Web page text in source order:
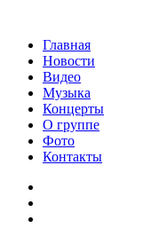
Главная
Новости
Видео
Музыка
Концерты
О группе
Фото
Контакты